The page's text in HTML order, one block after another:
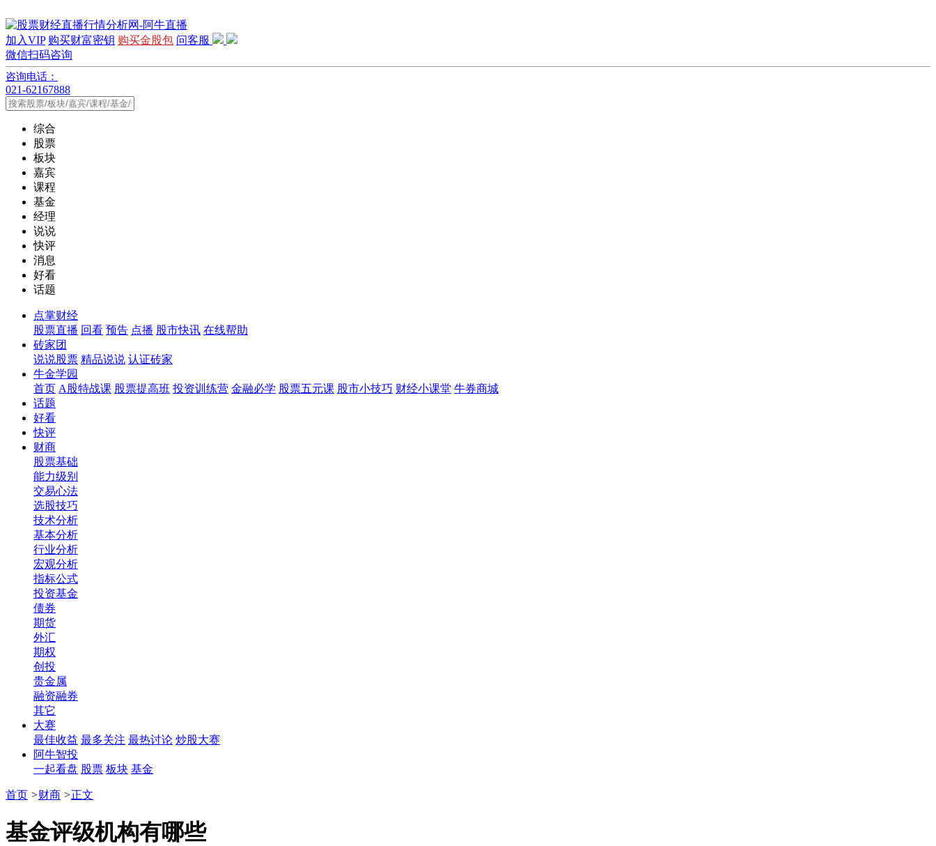
加入VIP 购买财富密钥 购买金股包 问客服
微信扫码咨询
咨询电话：
021-62167888
综合
股票
板块
嘉宾
课程
基金
经理
说说
快评
消息
好看
话题
点掌财经
股票直播 回看 预告 点播 股市快讯 在线帮助
砖家团
说说股票 精品说说 认证砖家
牛金学园
首页 A股特战课 股票提高班 投资训练营 金融必学 股票五元课 股市小技巧 财经小课堂 牛券商城
话题
好看
快评
财商
股票基础
能力级别
交易心法
选股技巧
技术分析
基本分析
行业分析
宏观分析
指标公式
投资基金
债券
期货
外汇
期权
创投
贵金属
融资融券
其它
大赛
最佳收益 最多关注 最热讨论 炒股大赛
阿牛智投
一起看盘 股票 板块 基金
首页 >财商 >正文
基金评级机构有哪些